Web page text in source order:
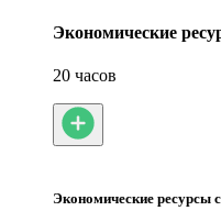
Экономические
20 часов
Экономические ресурсы